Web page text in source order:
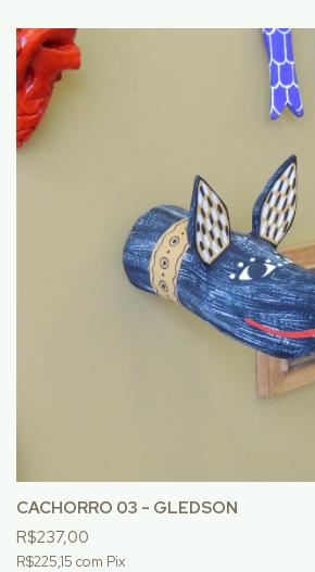
CACHORRO 03 - GLEDSON
R$237,00
R$225,15 com Pix